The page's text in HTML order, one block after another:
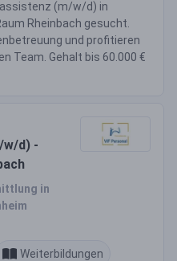
(m/w/d) in
Rheinbach gesucht.
und profitieren
Team. Gehalt bis 60.000 €
d) -
in
Weiterbildungen